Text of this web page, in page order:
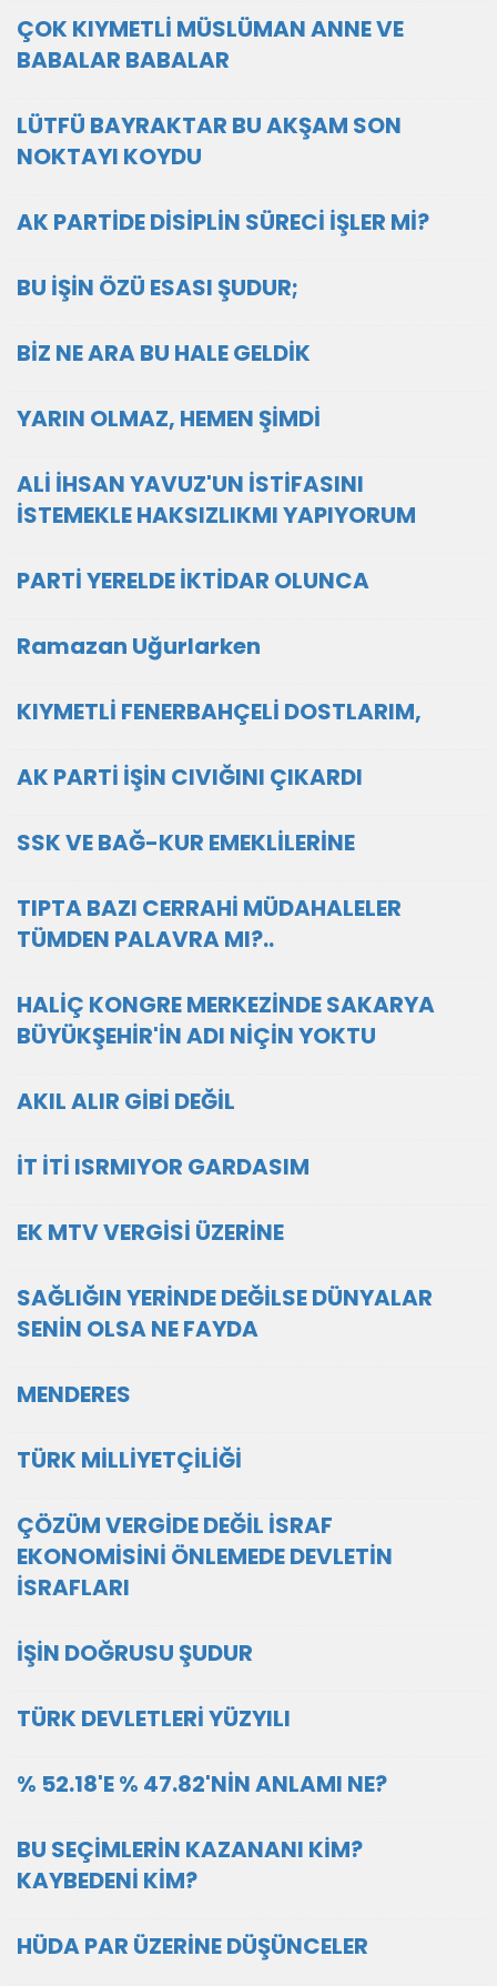
ÇOK KIYMETLİ MÜSLÜMAN ANNE VE
BABALAR BABALAR
LÜTFÜ BAYRAKTAR BU AKŞAM SON
NOKTAYI KOYDU
AK PARTİDE DİSİPLİN SÜRECİ İŞLER Mİ?
BU İŞİN ÖZÜ ESASI ŞUDUR;
BİZ NE ARA BU HALE GELDİK
YARIN OLMAZ, HEMEN ŞİMDİ
ALİ İHSAN YAVUZ'UN İSTİFASINI
İSTEMEKLE HAKSIZLIKMI YAPIYORUM
PARTİ YERELDE İKTİDAR OLUNCA
Ramazan Uğurlarken
KIYMETLİ FENERBAHÇELİ DOSTLARIM,
AK PARTİ İŞİN CIVIĞINI ÇIKARDI
SSK VE BAĞ-KUR EMEKLİLERİNE
TIPTA BAZI CERRAHİ MÜDAHALELER
TÜMDEN PALAVRA MI?..
HALİÇ KONGRE MERKEZİNDE SAKARYA
BÜYÜKŞEHİR'İN ADI NİÇİN YOKTU
AKIL ALIR GİBİ DEĞİL
İT İTİ ISRMIYOR GARDASIM
EK MTV VERGİSİ ÜZERİNE
SAĞLIĞIN YERİNDE DEĞİLSE DÜNYALAR
SENİN OLSA NE FAYDA
MENDERES
TÜRK MİLLİYETÇİLİĞİ
ÇÖZÜM VERGİDE DEĞİL İSRAF
EKONOMİSİNİ ÖNLEMEDE DEVLETİN
İSRAFLARI
İŞİN DOĞRUSU ŞUDUR
TÜRK DEVLETLERİ YÜZYILI
% 52.18'E % 47.82'NİN ANLAMI NE?
BU SEÇİMLERİN KAZANANI KİM?
KAYBEDENİ KİM?
HÜDA PAR ÜZERİNE DÜŞÜNCELER